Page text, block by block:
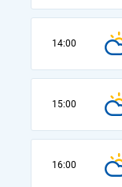
14:00
15:00
16:00